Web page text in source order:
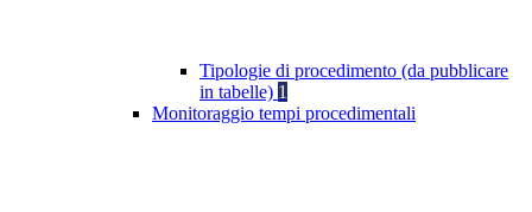
Tipologie di procedimento (da pubblicare
in tabelle) 1
Monitoraggio tempi procedimentali